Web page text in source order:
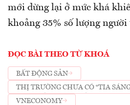
mới dừng lại ở mức khá
khoảng 35% số lượng
ĐỌC BÀI THEO TỪ KHOÁ
BẤT ĐỘNG SẢN
THỊ TRƯỜNG CHƯA CÓ “TIA
ĐỘNG SẢN BỊ SA THẢI SẼ TIẾP
VNECONOMY